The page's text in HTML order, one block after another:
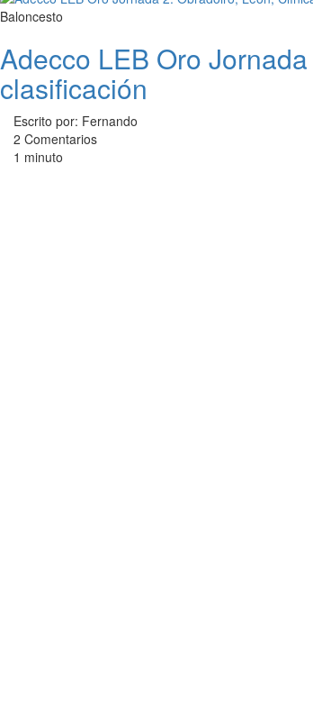
Baloncesto
Adecco LEB Oro
clasificación
Escrito por: Fernando
2 Comentarios
1 minuto